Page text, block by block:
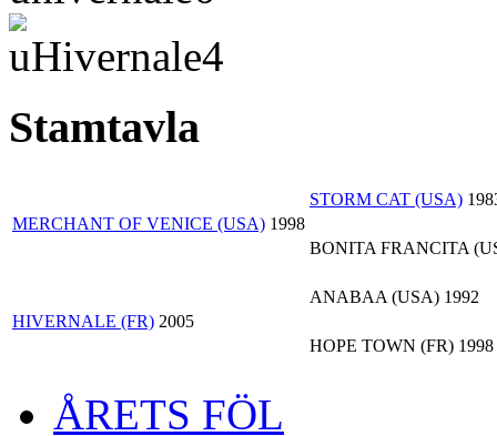
Stamtavla
MERCHANT OF VENICE (USA) 1998
STORM CAT (USA)
BONITA FRANCITA
HIVERNALE (FR) 2005
ANABAA (USA) 1992
HOPE TOWN (FR) 1998
ÅRETS FÖL